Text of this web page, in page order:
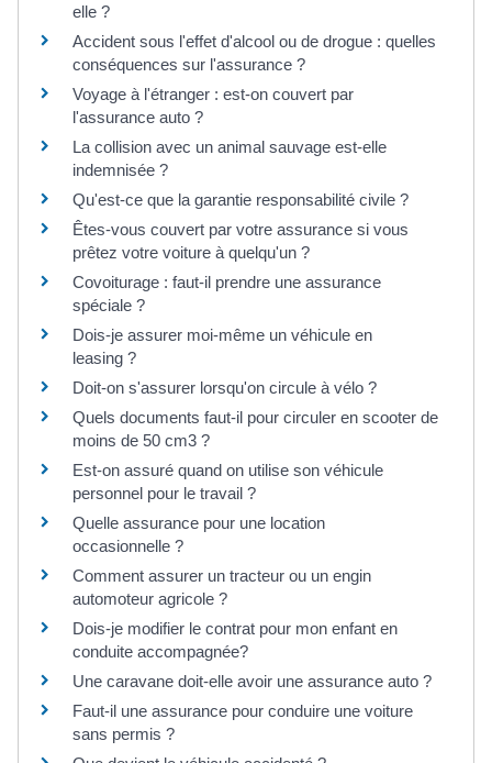
elle ?
Accident sous l'effet d'alcool ou de drogue : quelles
conséquences sur l'assurance ?
Voyage à l'étranger : est-on couvert par
l'assurance auto ?
La collision avec un animal sauvage est-elle
indemnisée ?
Qu'est-ce que la garantie responsabilité civile ?
Êtes-vous couvert par votre assurance si vous
prêtez votre voiture à quelqu'un ?
Covoiturage : faut-il prendre une assurance
spéciale ?
Dois-je assurer moi-même un véhicule en
leasing ?
Doit-on s'assurer lorsqu'on circule à vélo ?
Quels documents faut-il pour circuler en scooter de
moins de 50 cm3 ?
Est-on assuré quand on utilise son véhicule
personnel pour le travail ?
Quelle assurance pour une location
occasionnelle ?
Comment assurer un tracteur ou un engin
automoteur agricole ?
Dois-je modifier le contrat pour mon enfant en
conduite accompagnée?
Une caravane doit-elle avoir une assurance auto ?
Faut-il une assurance pour conduire une voiture
sans permis ?